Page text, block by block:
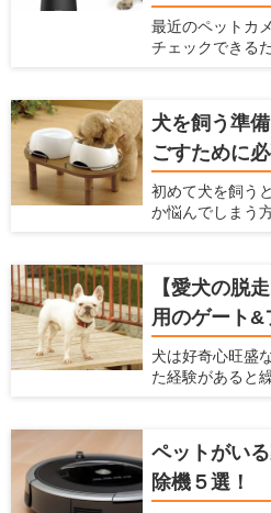
最近のペットカ
チェックできる
す。たくさんの
でいて、どれを
すよね。 そこで
ときのポイント
ラ4つをご紹介
犬を飼う準
ごすために
初めて犬を飼う
か悩んでしまう
使うものなので
と慌てずに済み
滑り対策や、ゲ
おくべきです。
う方におすすめ
に、犬を飼う前
【愛犬の脱
用のゲート&
犬は好奇心旺盛
た経験があると
しましょう。こ
るポイントと、
とめて紹介します
ペットがい
除機５選！